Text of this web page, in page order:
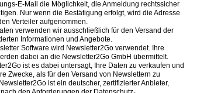
E-Mail die Möglichkeit, die Anmeldung rechtssicher
Nur wenn die Bestätigung erfolgt, wird die Adresse
Verteiler aufgenommen.
verwenden wir ausschließlich für den Versand der
Informationen und Angebote.
Software wird Newsletter2Go verwendet. Ihre
dabei an die Newsletter2Go GmbH übermittelt.
ist es dabei untersagt, Ihre Daten zu verkaufen und
Zwecke, als für den Versand von Newslettern zu
ist ein deutscher, zertifizierter Anbieter,